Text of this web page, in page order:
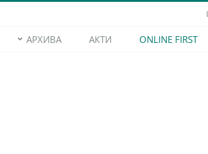
АРХИВА АКТИ ONLINE FIRST